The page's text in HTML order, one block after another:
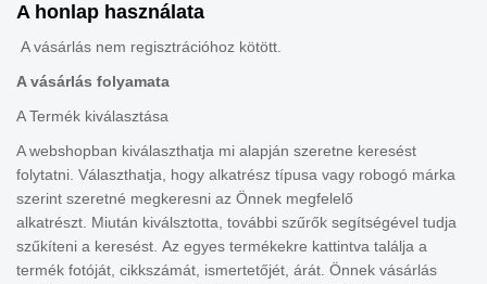
A honlap használata
A vásárlás nem regisztrációhoz kötött.
A vásárlás folyamata
A Termék kiválasztása
A webshopban kiválaszthatja mi alapján szeretne keresést
folytatni. Választhatja, hogy alkatrész típusa vagy robogó márka
szerint szeretné megkeresni az Önnek megfelelő
alkatrészt. Miután kiválsztotta, további szűrők segítségével tudja
szűkíteni a keresést. Az egyes termékekre kattintva találja a
termék fotóját, cikkszámát, ismertetőjét, árát. Önnek vásárlás